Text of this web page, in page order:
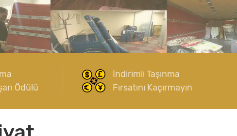
Ödülü
İndirimli Taşınma
Fırsatını Kaçırmayın